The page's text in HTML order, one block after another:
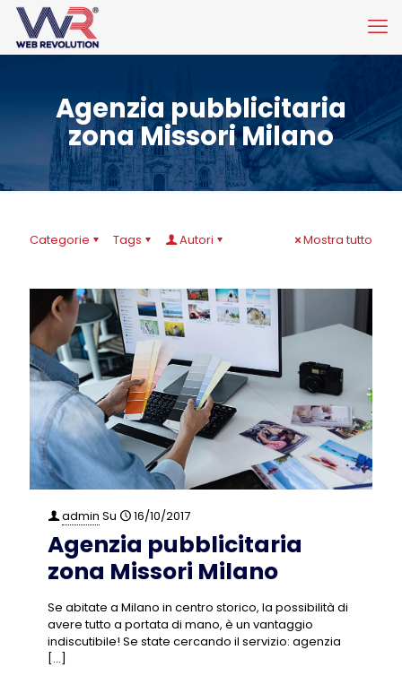
Agenzia pubblicitaria
zona Missori Milano
Categorie Tags Autori Mostra tutto
admin Su 16/10/2017
Agenzia pubblicitaria
zona Missori Milano
Se abitate a Milano in centro storico, la possibilità di
avere tutto a portata di mano, è un vantaggio
indiscutibile! Se state cercando il servizio: agenzia
[…]